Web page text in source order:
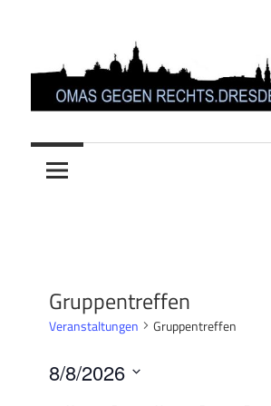
springen
OMAS
GEGEN
Gruppentreffen
Veranstaltungen Gruppentreffen
8/8/2026